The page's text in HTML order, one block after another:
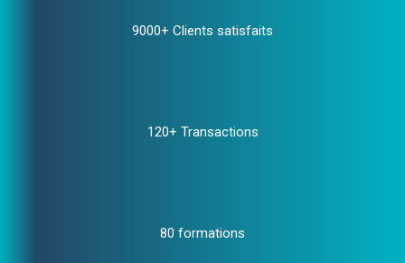
9000+ Clients satisfaits
120+ Transactions
80 formations